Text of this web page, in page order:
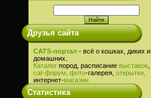
Друзья сайта
CATS-портал - всё о кошках, диких и
домашних.
Каталог пород, расписание выставок
cat-форум, фото-галерея, открытки,
интернет-магазин
Статистика